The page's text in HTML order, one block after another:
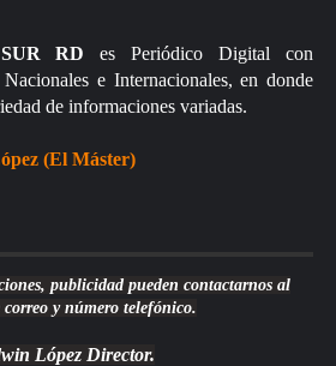
RD es Periódico Digital con
e Internacionales, en donde
de informaciones variadas.
(El Máster)
publicidad pueden contactarnos al
correo y número telefónico.
López Director.